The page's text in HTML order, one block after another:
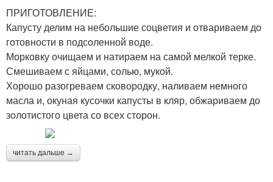
ПРИГОТОВЛЕНИЕ:
Капусту делим на небольшие соцветия и отвариваем до
готовности в подсоленной воде.
Морковку очищаем и натираем на самой мелкой терке.
Смешиваем с яйцами, солью, мукой.
Хорошо разогреваем сковородку, наливаем немного
масла и, окуная кусочки капусты в кляр, обжариваем до
золотистого цвета со всех сторон.
читать дальше →